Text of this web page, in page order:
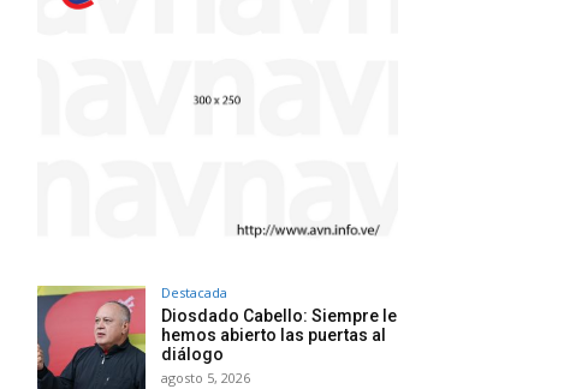
Destacada
Diosdado Cabello: Siempre le
hemos abierto las puertas al
diálogo
agosto 5, 2026